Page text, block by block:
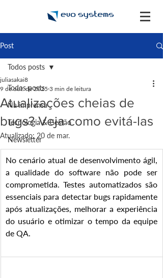
Post
Todos posts
Na imprensa
Tecnologia & Gestão
Newsletter
Todos posts
Atualizações cheias de
bugs? Veja como evitá-las
juliasakai8
9 de out. de 2025 3 min de leitura
Atualizado: 20 de mar.
No cenário atual de desenvolvimento ágil,
a qualidade do software não pode ser
comprometida. Testes automatizados são
essenciais para detectar bugs rapidamente
após atualizações, melhorar a experiência
do usuário e otimizar o tempo da equipe
de QA.